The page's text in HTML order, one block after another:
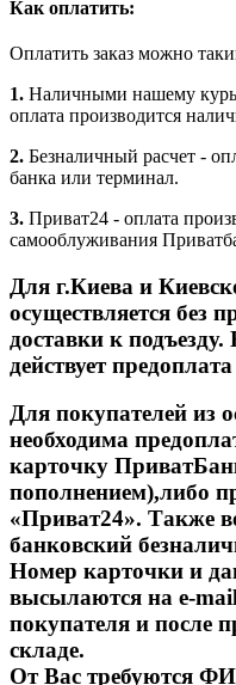
Как оплатить:
Оплатить заказ можно
1. Наличными нашему
оплата производится
2. Безналичный расчет -
банка или терминал.
3. Приват24 - оплата
самооблуживания
Для г.Киева и
осуществляется без
доставки к
действует
Для покупателей из
необходима
карточку
пополнением),либо
«Приват24». Также
банковский
Номер карточки и
высылаются на e-
покупателя и после
складе.
От Вас требуются